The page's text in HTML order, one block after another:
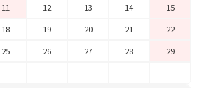
11 12 13 14
15
18 19 20 21
22
25 26 27 28
29